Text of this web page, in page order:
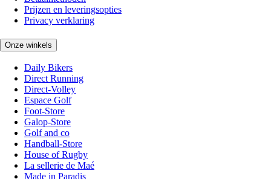
Prijzen en leveringsopties
Privacy verklaring
Onze winkels
Daily Bikers
Direct Running
Direct-Volley
Espace Golf
Foot-Store
Galop-Store
Golf and co
Handball-Store
House of Rugby
La sellerie de Maé
Made in Paradis